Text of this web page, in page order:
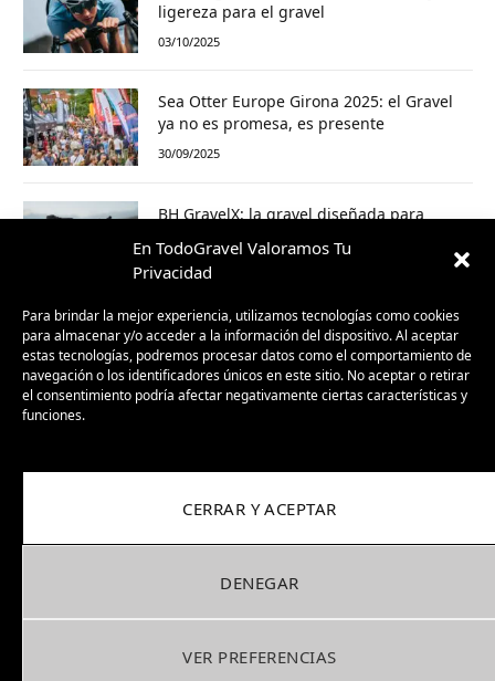
En TodoGravel Valoramos Tu
Privacidad
Para brindar la mejor experiencia, utilizamos tecnologías como cookies
para almacenar y/o acceder a la información del dispositivo. Al aceptar
estas tecnologías, podremos procesar datos como el comportamiento de
navegación o los identificadores únicos en este sitio. No aceptar o retirar
el consentimiento podría afectar negativamente ciertas características y
funciones.
CERRAR Y ACEPTAR
DENEGAR
VER PREFERENCIAS
ligereza para el gravel
03/10/2025
Sea Otter Europe Girona 2025: el Gravel
ya no es promesa, es presente
30/09/2025
BH GravelX: la gravel diseñada para
23/09/2025
Copyright © 2026. Designed byAntimarketing